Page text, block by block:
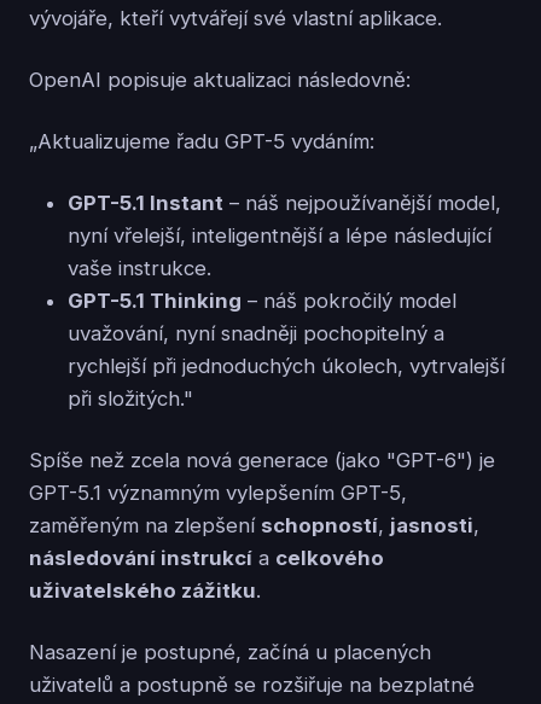
vývojáře, kteří vytvářejí své vlastní aplikace.
OpenAI popisuje aktualizaci následovně:
„Aktualizujeme řadu GPT-5 vydáním:
GPT-5.1 Instant – náš nejpoužívanější model,
nyní vřelejší, inteligentnější a lépe následující
vaše instrukce.
GPT-5.1 Thinking – náš pokročilý model
uvažování, nyní snadněji pochopitelný a
rychlejší při jednoduchých úkolech, vytrvalejší
při složitých."
Spíše než zcela nová generace (jako "GPT-6") je
GPT-5.1 významným vylepšením GPT-5,
zaměřeným na zlepšení schopností, jasnosti,
následování instrukcí a celkového
uživatelského zážitku.
Nasazení je postupné, začíná u placených
uživatelů a postupně se rozšiřuje na bezplatné